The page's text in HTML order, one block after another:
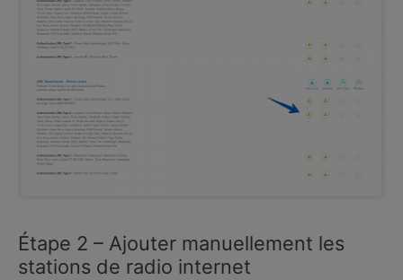
Étape 2 – Ajouter manuellement les
stations de radio internet